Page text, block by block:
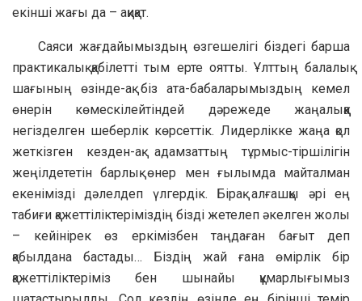
екінші жағы да – ақиқат.
Саяси жағдайымыздың өзгешелігі біздегі барша
практикалық қабілетті тым ерте оятты. Ұлттың балалық
шағының өзінде-ақ біз ата-бабаларымыздың кемел
өнерін көмескілейтіндей дәрежеде жаңалыққа
негізделген шеберлік көрсеттік. Лидерлікке жаңа қол
жеткізген кезден-ақ адамзаттың тұрмыс-тіршілігін
жеңілдететін барлық өнер мен ғылымда майталман
екенімізді дәлелдеп үлгердік. Бірақ алғашқы әрі ең
табиғи қажеттіліктеріміздің бізді жетелеп әкелген жолы
– кейінірек өз еркімізбен таңдаған бағыт деп
қабылдана бастады… Біздің жай ғана өмірлік бір
қажеттіліктеріміз бен шынайы құмарлығымыз